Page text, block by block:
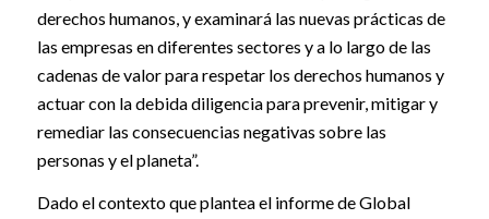
derechos humanos, y examinará las nuevas prácticas de
las empresas en diferentes sectores y a lo largo de las
cadenas de valor para respetar los derechos humanos y
actuar con la debida diligencia para prevenir, mitigar y
remediar las consecuencias negativas sobre las
personas y el planeta”.
Dado el contexto que plantea el informe de Global